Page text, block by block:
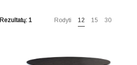
Rezultatų: 1 Rodyti 12 15 30